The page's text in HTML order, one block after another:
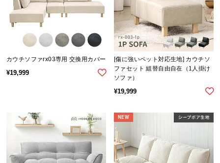
カウチソファrx03専用 交換用カバー
¥19,999
[傷に強いペット対応生地] カウチソ
ファセット 組替自由自在（1人掛け
ソファ）
¥19,999
NEW